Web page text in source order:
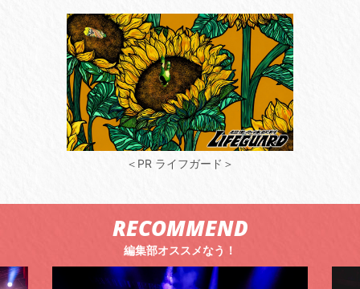
＜PR ライフガード＞
RECOMMEND
編集部オススメなう！